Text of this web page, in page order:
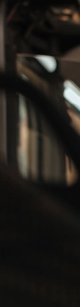
Ética
Financeira